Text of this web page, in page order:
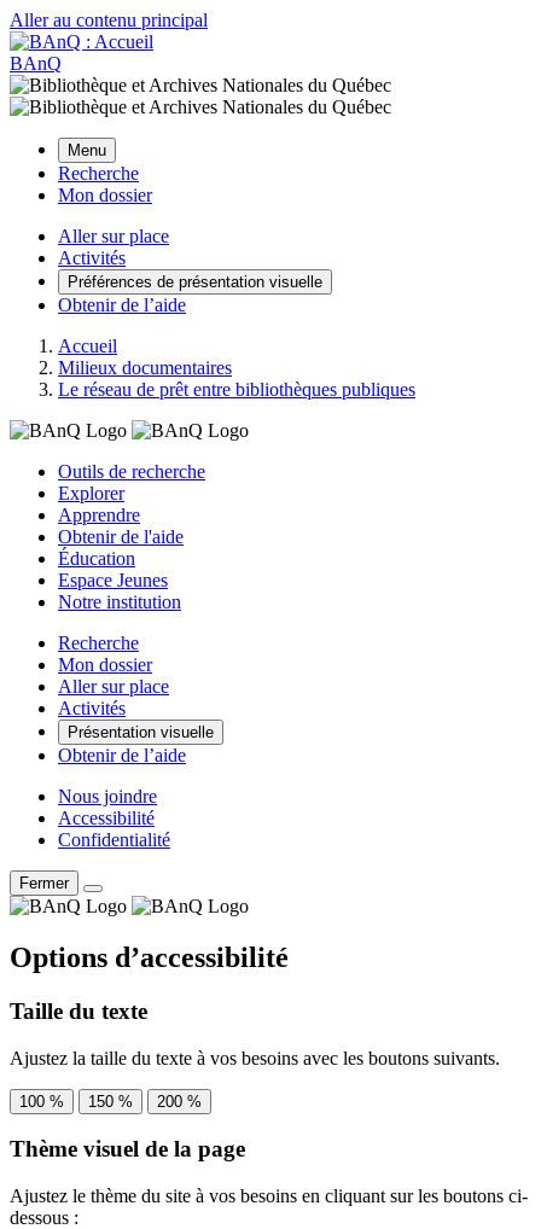
Aller au contenu principal
BAnQ
Menu
Recherche
Mon dossier
Aller sur place
Activités
Préférences de présentation visuelle
Obtenir de l’aide
Accueil
Milieux documentaires
Le réseau de prêt entre bibliothèques publiques
Outils de recherche
Explorer
Apprendre
Obtenir de l'aide
Éducation
Espace Jeunes
Notre institution
Recherche
Mon dossier
Aller sur place
Activités
Présentation visuelle
Obtenir de l’aide
Nous joindre
Accessibilité
Confidentialité
Fermer
Options d’accessibilité
Taille du texte
Ajustez la taille du texte à vos besoins avec les boutons suivants.
100 % 150 % 200 %
Thème visuel de la page
Ajustez le thème du site à vos besoins en cliquant sur les boutons ci-
dessous :